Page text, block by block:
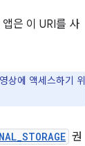
은 이 URI를 사
상에 액세스하기 위
권